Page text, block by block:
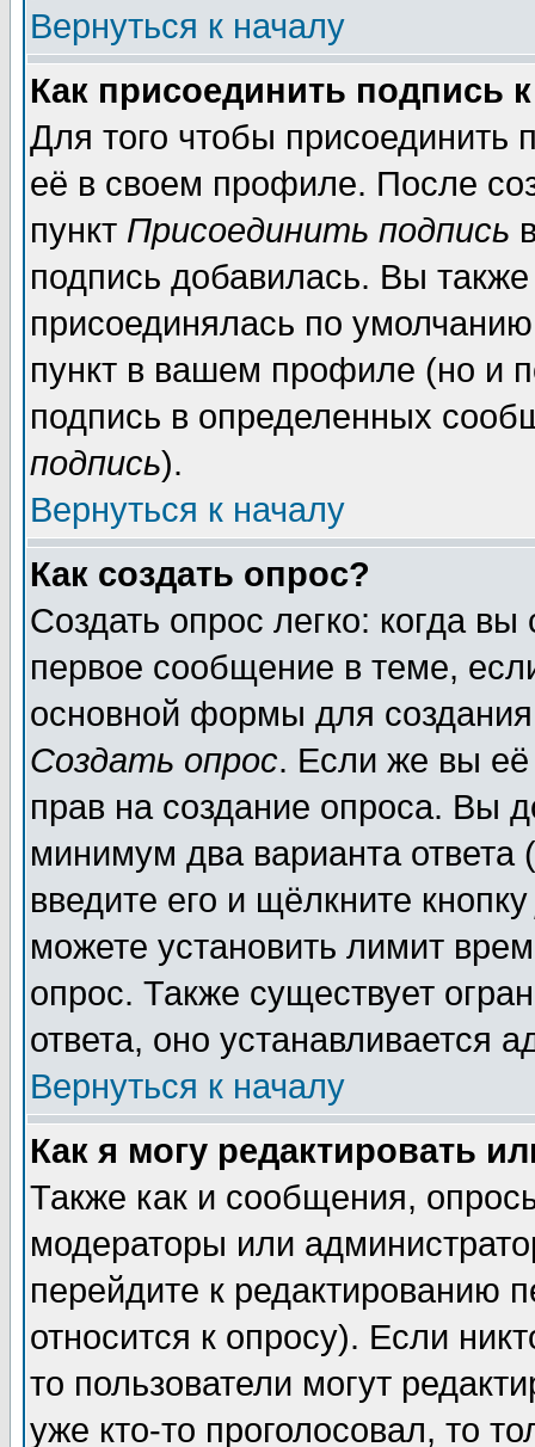
Вернуться к началу
Как присоединить подпись
Для того чтобы присоединить
её в своем профиле. После
пункт Присоединить подпись
подпись добавилась. Вы
присоединялась по
пункт в вашем профиле (но и
подпись в определенных
подпись).
Вернуться к началу
Как создать опрос?
Создать опрос легко: когда
первое сообщение в теме,
основной формы для
Создать опрос. Если же вы её
прав на создание опроса. Вы
минимум два варианта ответа
введите его и щёлкните
можете установить лимит
опрос. Также существует
ответа, оно устанавливается
Вернуться к началу
Как я могу редактировать
Также как и сообщения,
модераторы или
перейдите к редактированию
относится к опросу). Если
то пользователи могут
уже кто-то проголосовал, то